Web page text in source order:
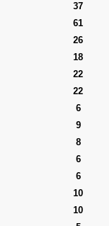
37
61
26
18
22
22
6
9
8
6
6
10
10